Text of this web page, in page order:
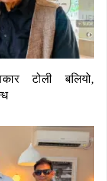
टोली बलियो,